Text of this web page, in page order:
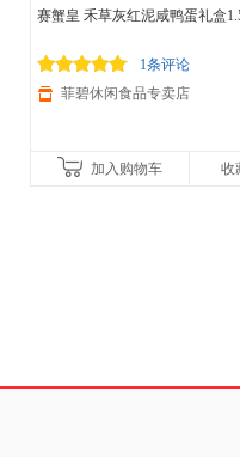
赛蟹皇 禾草灰红泥咸鸭蛋礼盒
1条评论
菲碧休闲食品专卖店
加入购物车 收